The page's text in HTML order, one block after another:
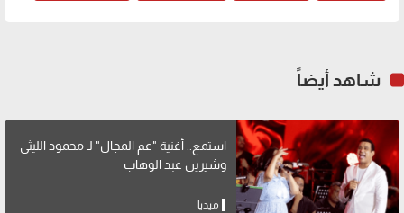
شاهد أيضاً
استمع.. أغنية "عم المجال" لـ محمود الليثي
وشيرين عبد الوهاب
ميديا